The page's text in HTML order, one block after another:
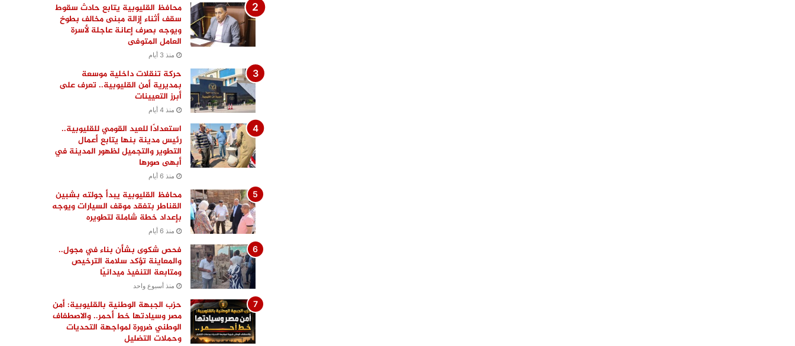
محافظ القليوبية يتابع حادث سقوط
سقف أثناء إزالة مبنى مخالف بطوخ
ويوجه بصرف إعانة عاجلة لأسرة
العامل المتوفى
منذ 3 أيام
حركة تنقلات داخلية موسعة
بمديرية أمن القليوبية.. تعرف على
أبرز التعيينات
منذ 4 أيام
استعدادًا للعيد القومي للقليوبية..
رئيس مدينة بنها يتابع أعمال
التطوير والتجميل لظهور المدينة في
أبهى صورها
منذ 6 أيام
محافظ القليوبية يبدأ جولته بشبين
القناطر بتفقد موقف السيارات ويوجه
بإعداد خطة شاملة لتطويره
منذ 6 أيام
فحص شكوى بشأن بناء في مجول..
والمعاينة تؤكد سلامة الترخيص
ومتابعة التنفيذ ميدانيًا
منذ أسبوع واحد
حزب الجبهة الوطنية بالقليوبية: أمن
مصر وسيادتها خط أحمر.. والاصطفاف
الوطني ضرورة لمواجهة التحديات
وحملات التضليل